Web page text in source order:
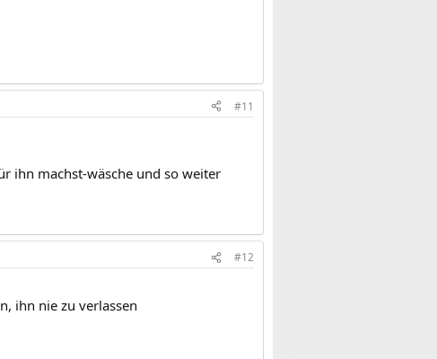
#11
ihn machst-wäsche und so weiter
#12
ihn nie zu verlassen